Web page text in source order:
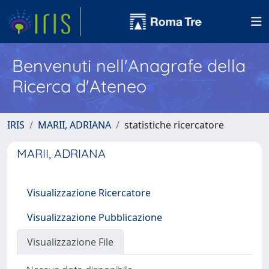
Benvenuti nell'Anagrafe della
Ricerca d'Ateneo
IRIS MARII, ADRIANA statistiche ricercatore
MARII, ADRIANA
Visualizzazione Ricercatore
Visualizzazione Pubblicazione
Visualizzazione File